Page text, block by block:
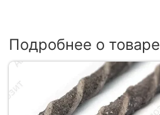
Подробнее о товаре